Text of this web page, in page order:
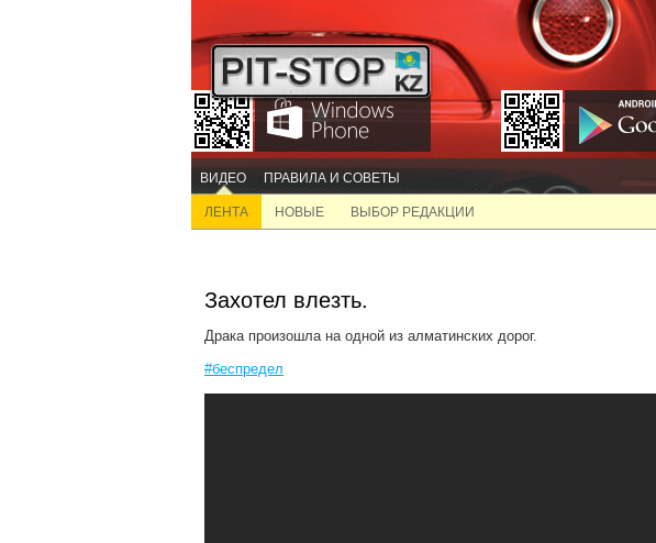
ВИДЕО ПРАВИЛА И СОВЕТЫ
ЛЕНТА НОВЫЕ ВЫБОР РЕДАКЦИИ
Захотел влезть.
Драка произошла на одной из алматинских дорог.
#беспредел